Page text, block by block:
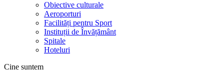
Obiective culturale
Aeroporturi
Facilități pentru Sport
Instituții de Învățământ
Spitale
Hoteluri
Cine suntem